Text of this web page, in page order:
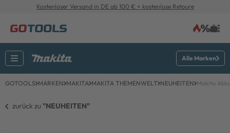
Kostenloser Versand in DE ab 100 € + kostenlose Retoure
Alle Marken
GOTOOLS MARKEN MAKITA MAKITA THEMENWELT NEUHEITEN Makita
zurück zu "NEUHEITEN"